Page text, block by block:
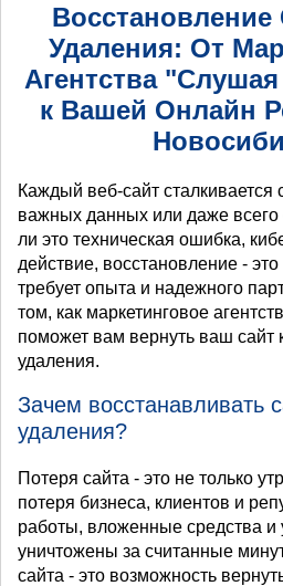
Восстановление
Удаления: От
Агентства
к Вашей Онлайн
Каждый веб-сайт сталкивается
важных данных или даже
ли это техническая ошибка,
действие, восстановление -
требует опыта и надежного
том, как маркетинговое
поможет вам вернуть ваш сайт
удаления.
Зачем восстанавливать
удаления?
Потеря сайта - это не только
потеря бизнеса, клиентов и
работы, вложенные средства и
уничтожены за считанные
сайта - это возможность